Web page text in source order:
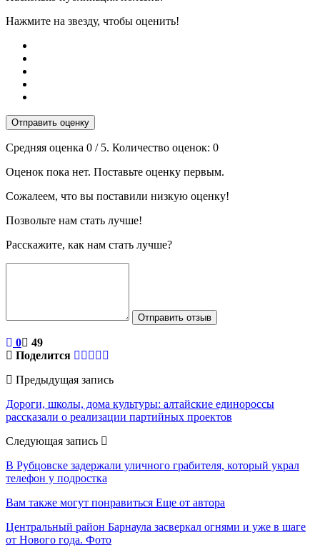
Нажмите на звезду, чтобы оценить!
Отправить оценку
Средняя оценка 0 / 5. Количество оценок: 0
Оценок пока нет. Поставьте оценку первым.
Сожалеем, что вы поставили низкую оценку!
Позвольте нам стать лучше!
Расскажите, как нам стать лучше?
Отправить отзыв
0
49
Поделится
Предыдущая запись
Дороги, школы, дома культуры: алтайские единороссы
рассказали о реализации партийных проектов
Следующая запись
В Рубцовске задержали уличного грабителя, который украл
телефон у подростка
Вам также могут понравиться Еще от автора
Центральный район Барнаула засверкал огнями и уже в шаге
от Нового года. Фото